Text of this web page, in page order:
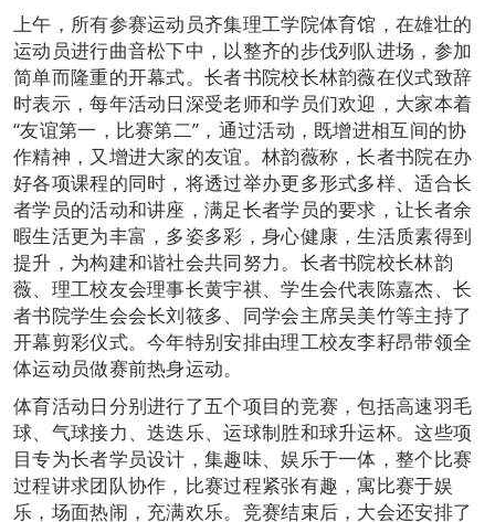
上午，所有参赛运动员齐集理工学院体育馆，在雄壮的
运动员进行曲音松下中，以整齐的步伐列队进场，参加
简单而隆重的开幕式。长者书院校长林韵薇在仪式致辞
时表示，每年活动日深受老师和学员们欢迎，大家本着
“友谊第一，比赛第二”，通过活动，既增进相互间的协
作精神，又增进大家的友谊。林韵薇称，长者书院在办
好各项课程的同时，将透过举办更多形式多样、适合长
者学员的活动和讲座，满足长者学员的要求，让长者余
暇生活更为丰富，多姿多彩，身心健康，生活质素得到
提升，为构建和谐社会共同努力。长者书院校长林韵
薇、理工校友会理事长黄宇祺、学生会代表陈嘉杰、长
者书院学生会会长刘筱多、同学会主席吴美竹等主持了
开幕剪彩仪式。今年特别安排由理工校友李耔昂带领全
体运动员做赛前热身运动。
体育活动日分别进行了五个项目的竞赛，包括高速羽毛
球、气球接力、迭迭乐、运球制胜和球升运杯。这些项
目专为长者学员设计，集趣味、娱乐于一体，整个比赛
过程讲求团队协作，比赛过程紧张有趣，寓比赛于娱
乐，场面热闹，充满欢乐。竞赛结束后，大会还安排了